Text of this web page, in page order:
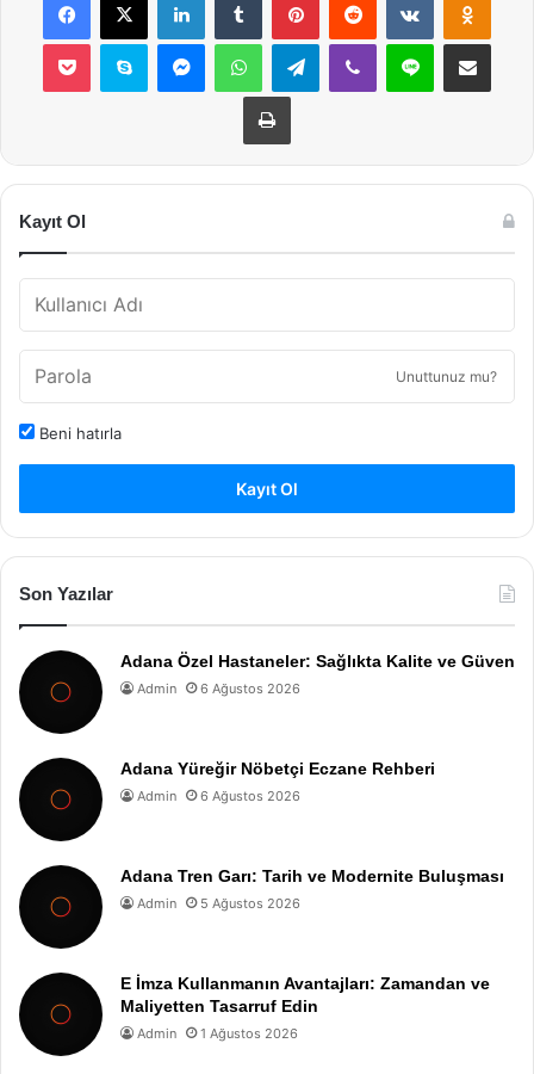
Pocket Skype MessengerWhatsAppTelegramViber Line E-Posta ile
Yazdır
Kayıt Ol
Unuttunuz mu?
Beni hatırla
Kayıt Ol
Son Yazılar
Adana Özel Hastaneler: Sağlıkta Kalite ve Güven
Admin 6 Ağustos 2026
Adana Yüreğir Nöbetçi Eczane Rehberi
Admin 6 Ağustos 2026
Adana Tren Garı: Tarih ve Modernite Buluşması
Admin 5 Ağustos 2026
E İmza Kullanmanın Avantajları: Zamandan ve
Maliyetten Tasarruf Edin
Admin 1 Ağustos 2026